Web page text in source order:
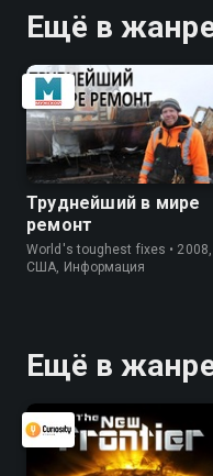
Ещё в
Труднейший в мире
ремонт
World's toughest fixes • 2008,
США, Информация
Ещё в